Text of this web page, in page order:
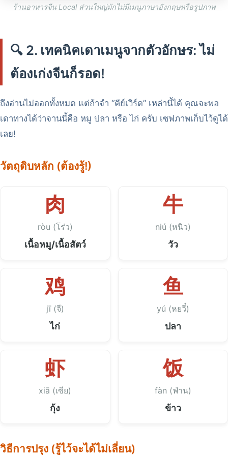
ร้านอาหารจีน Local ส่วนใหญ่มักไม่มีเมนูภาษาอังกฤษหรือรูปภาพ
🔍 2. เทคนิคเดาเมนูจากตัวอักษร: ไม่
ต้องเก่งจีนก็รอด!
ถึงอ่านไม่ออกทั้งหมด แต่ถ้าจำ “คีย์เวิร์ด” เหล่านี้ได้ คุณจะพอ
เดาทางได้ว่าจานนี้คือ หมู ปลา หรือ ไก่ ครับ เซฟภาพเก็บไว้ดูได้
เลย!
วัตถุดิบหลัก (ต้องรู้!)
肉
ròu (โร่ว)
เนื้อหมู/เนื้อสัตว์
牛
niú (หนิว)
วัว
鸡
jī (จี)
ไก่
鱼
yú (หยวี๋)
ปลา
虾
xiā (เซีย)
กุ้ง
饭
fàn (ฟ่าน)
ข้าว
วิธีการปรุง (รู้ไว้จะได้ไม่เลี่ยน)